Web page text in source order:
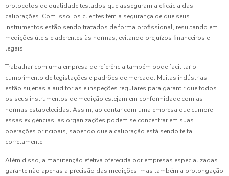
protocolos de qualidade testados que asseguram a eficácia das
calibrações. Com isso, os clientes têm a segurança de que seus
instrumentos estão sendo tratados de forma profissional, resultando em
medições úteis e aderentes às normas, evitando prejuízos financeiros e
legais.
Trabalhar com uma empresa de referência também pode facilitar o
cumprimento de legislações e padrões de mercado. Muitas indústrias
estão sujeitas a auditorias e inspeções regulares para garantir que todos
os seus instrumentos de medição estejam em conformidade com as
normas estabelecidas. Assim, ao contar com uma empresa que cumpre
essas exigências, as organizações podem se concentrar em suas
operações principais, sabendo que a calibração está sendo feita
corretamente.
Além disso, a manutenção efetiva oferecida por empresas especializadas
garante não apenas a precisão das medições, mas também a prolongação